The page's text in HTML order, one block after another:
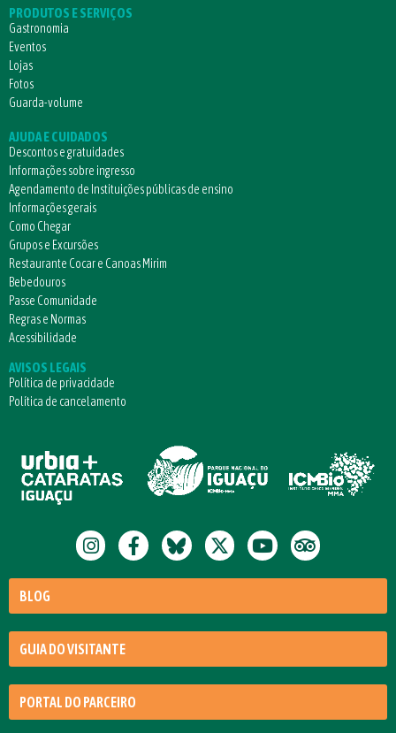
PRODUTOS E SERVIÇOS
Gastronomia
Eventos
Lojas
Fotos
Guarda-volume
AJUDA E CUIDADOS
Descontos e gratuidades
Informações sobre ingresso
Agendamento de Instituições públicas de ensino
Informações gerais
Como Chegar
Grupos e Excursões
Restaurante Cocar e Canoas Mirim
Bebedouros
Passe Comunidade
Regras e Normas
Acessibilidade
AVISOS LEGAIS
Política de privacidade
Política de cancelamento
BLOG
GUIA DO VISITANTE
PORTAL DO PARCEIRO